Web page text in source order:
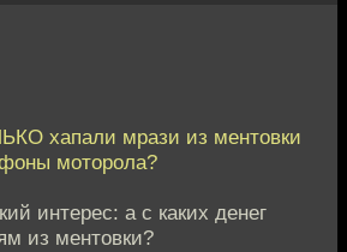
хапали мрази из ментовки
моторола?
интерес: а с каких денег
из ментовки?